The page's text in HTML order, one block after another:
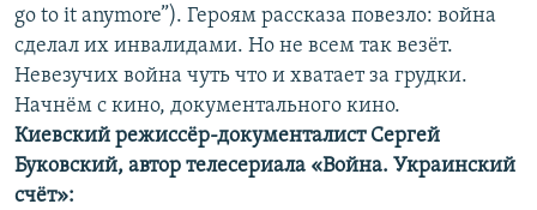
go to it anymore”). Героям рассказа повезло: война
сделал их инвалидами. Но не всем так везёт.
Невезучих война чуть что и хватает за грудки.
Начнём с кино, документального кино.
Киевский режиссёр-документалист Сергей
Буковский, автор телесериала «Война. Украинский
счёт»: